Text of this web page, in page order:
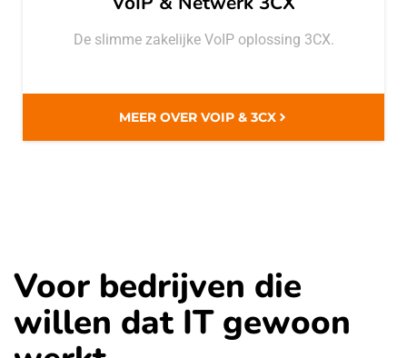
De slimme zakelijke VoIP oplossing 3CX.
MEER OVER VOIP & 3CX
Voor bedrijven die
willen dat IT gewoon